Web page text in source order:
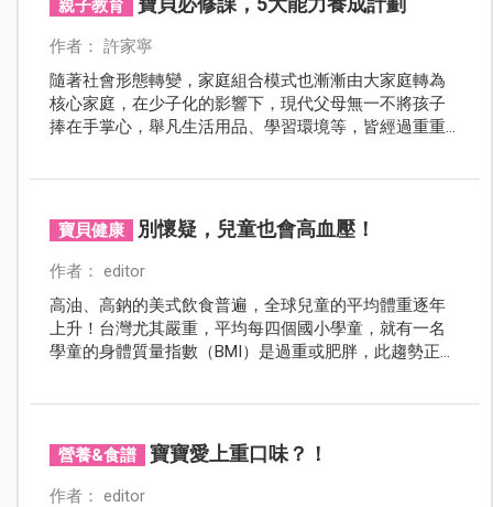
親子教育
作者： 許家寧
隨著社會形態轉變，家庭組合模式也漸漸由大家庭轉為
核心家庭，在少子化的影響下，現代父母無一不將孩子
捧在手掌心，舉凡生活用品、學習環境等，皆經過重重
寶貝健康
別懷疑，兒童也會高血壓！
作者： editor
高油、高鈉的美式飲食普遍，全球兒童的平均體重逐年
上升！台灣尤其嚴重，平均每四個國小學童，就有一名
學童的身體質量指數（BMI）是過重或肥胖，此趨勢正以
營養&食譜
寶寶愛上重口味？！
作者： editor